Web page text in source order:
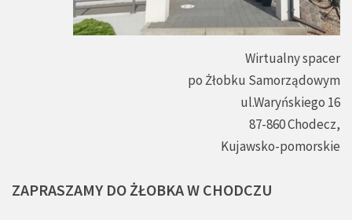
Wirtualny spacer
po Żłobku Samorządowym
ul.Waryńskiego 16
87-860 Chodecz,
Kujawsko-pomorskie
ZAPRASZAMY DO ŻŁOBKAW CHODCZU